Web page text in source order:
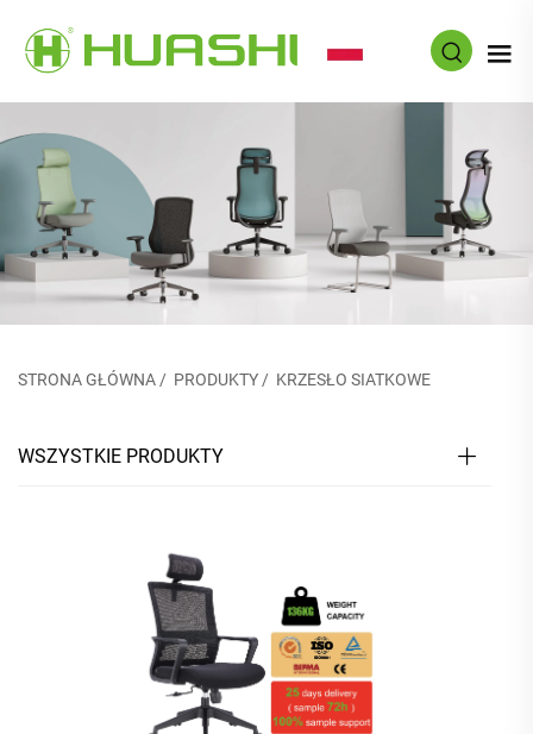
STRONA GŁÓWNA / PRODUKTY / KRZESŁO SIATKOWE
WSZYSTKIE PRODUKTY